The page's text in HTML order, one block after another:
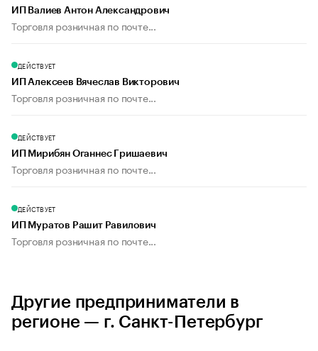
ИП Валиев Антон Александрович
Торговля розничная по почте...
ДЕЙСТВУЕТ
ИП Алексеев Вячеслав Викторович
Торговля розничная по почте...
ДЕЙСТВУЕТ
ИП Мирибян Оганнес Гришаевич
Торговля розничная по почте...
ДЕЙСТВУЕТ
ИП Муратов Рашит Равилович
Торговля розничная по почте...
Другие предприниматели в
регионе — г. Санкт-Петербург